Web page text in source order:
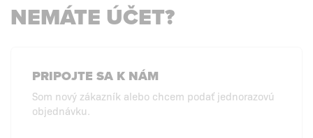
NEMÁTE ÚČET?
PRIPOJTE SA K NÁM
Som nový zákazník alebo chcem podať jednorazovú
objednávku.